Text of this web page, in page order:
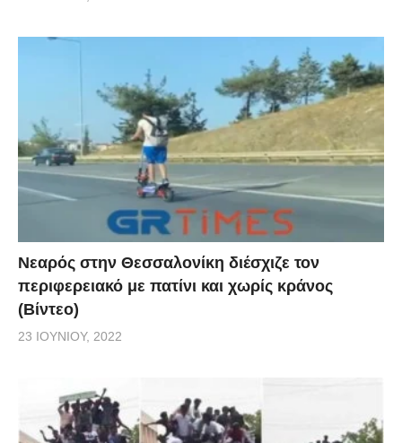
Νεαρός στην Θεσσαλονίκη διέσχιζε τον
περιφερειακό με πατίνι και χωρίς κράνος
(Βίντεο)
23 ΙΟΥΝΊΟΥ, 2022